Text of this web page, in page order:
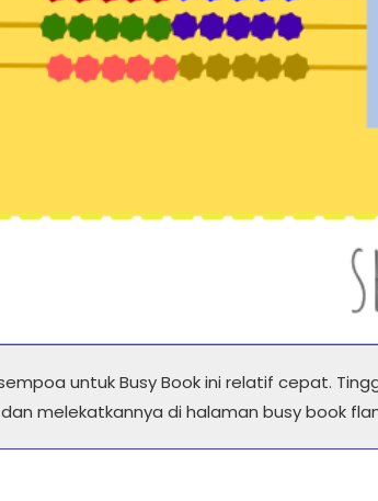
untuk Busy Book ini relatif cepat.
melekatkannya di halaman busy book